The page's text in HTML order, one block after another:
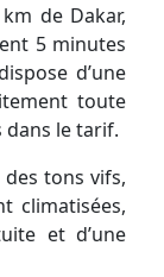
de Dakar,
5 minutes
d’une
toute
dans le tarif.
tons vifs,
climatisées,
et d’une